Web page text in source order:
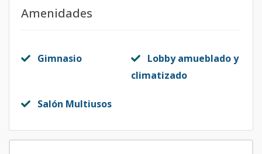
Amenidades
Gimnasio
Lobby amueblado y
climatizado
Salón Multiusos